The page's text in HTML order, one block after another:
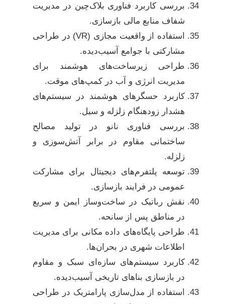
بررسی کاربرد فناوری بلاک‌چین در مدیریت
شفاف منابع مالی بازسازی.
استفاده از واقعیت مجازی (VR) در طراحی
مشارکتی با جوامع آسیب‌دیده.
طراحی زیرساخت‌های هوشمند برای
مدیریت انرژی و آب در کمپ‌های موقت.
کاربرد حسگرهای هوشمند در سیستم‌های
هشدار زودهنگام زلزله و سیل.
بررسی فناوری نانو در تولید مصالح
ساختمانی مقاوم در برابر آتش‌سوزی و
زلزله.
توسعه پلتفرم‌های دیجیتال برای مشارکت
عمومی در فرایند بازسازی.
نقش رباتیک در ساخت‌وساز ایمن و سریع
در مناطق پس از سانحه.
طراحی پایگاه‌های داده مکانی برای مدیریت
اطلاعات شهری در بحران‌ها.
کاربرد سیستم‌های سازه‌ای سبک و مقاوم
در بازسازی بناهای تاریخی آسیب‌دیده.
استفاده از مدل‌سازی پارامتریک در طراحی